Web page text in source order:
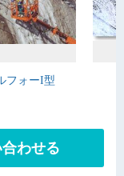
フォーI型
合わせる